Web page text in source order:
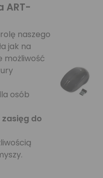
ART-
naszego
jak na
możliwość
osób
zasięg do